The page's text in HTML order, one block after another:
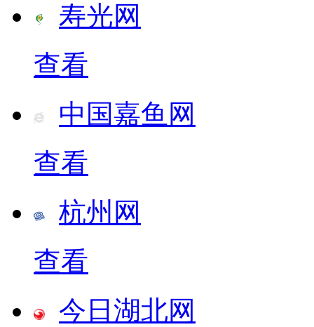
寿光网
查看
中国嘉鱼网
查看
杭州网
查看
今日湖北网